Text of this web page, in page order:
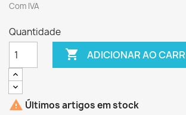
Com IVA
Quantidade
 ADICIONAR AO
 Últimos artigos em stock